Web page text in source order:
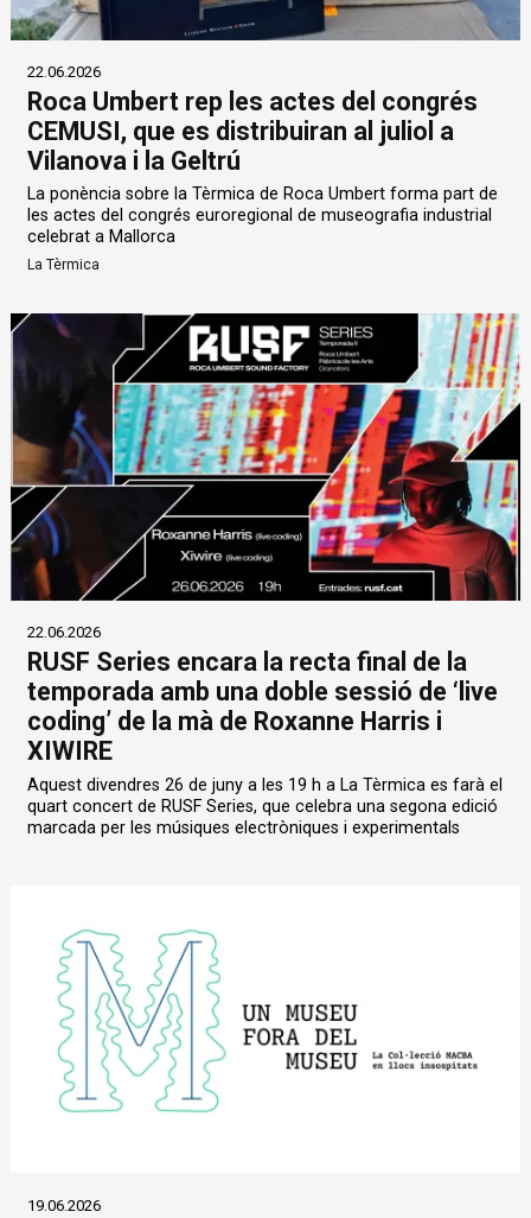
22.06.2026
Roca Umbert rep les actes del congrés
CEMUSI, que es distribuiran al juliol a
Vilanova i la Geltrú
La ponència sobre la Tèrmica de Roca Umbert forma part de
les actes del congrés euroregional de museografia industrial
celebrat a Mallorca
La Tèrmica
22.06.2026
RUSF Series encara la recta final de la
temporada amb una doble sessió de ‘live
coding’ de la mà de Roxanne Harris i
XIWIRE
Aquest divendres 26 de juny a les 19 h a La Tèrmica es farà el
quart concert de RUSF Series, que celebra una segona edició
marcada per les músiques electròniques i experimentals
19.06.2026